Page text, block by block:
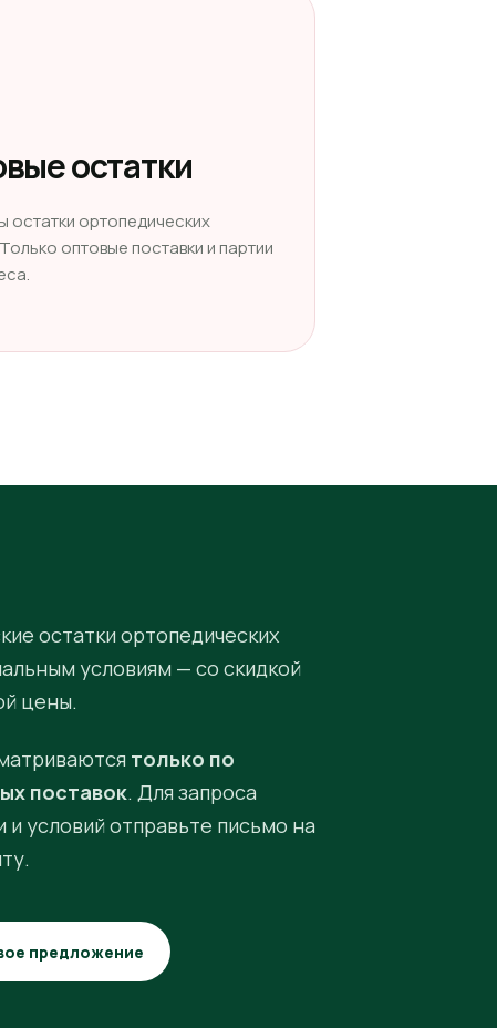
остатки
остатки ортопедических
оптовые поставки и партии
остатки ортопедических
условиям — со скидкой
цены.
только по
поставок. Для запроса
и условий отправьте письмо на
предложение